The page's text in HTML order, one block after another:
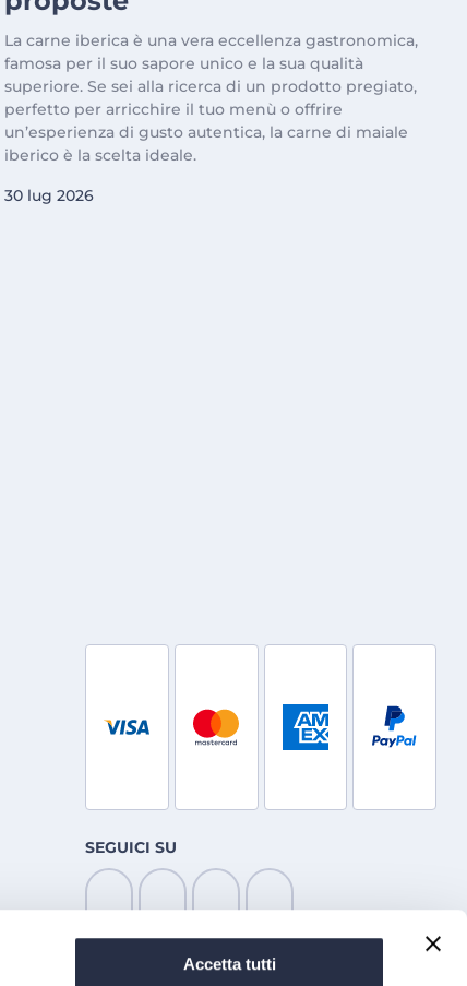
Accetta tutti
La carne iberica è una vera eccellenza gastronomica,
famosa per il suo sapore unico e la sua qualità
superiore. Se sei alla ricerca di un prodotto pregiato,
perfetto per arricchire il tuo menù o offrire
un’esperienza di gusto autentica, la carne di maiale
iberico è la scelta ideale.
30 lug 2026
SEGUICI SU